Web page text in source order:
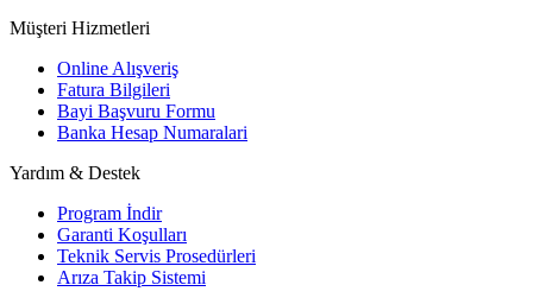
Müşteri Hizmetleri
Online Alışveriş
Fatura Bilgileri
Bayi Başvuru Formu
Banka Hesap Numaralari
Yardım & Destek
Program İndir
Garanti Koşulları
Teknik Servis Prosedürleri
Arıza Takip Sistemi